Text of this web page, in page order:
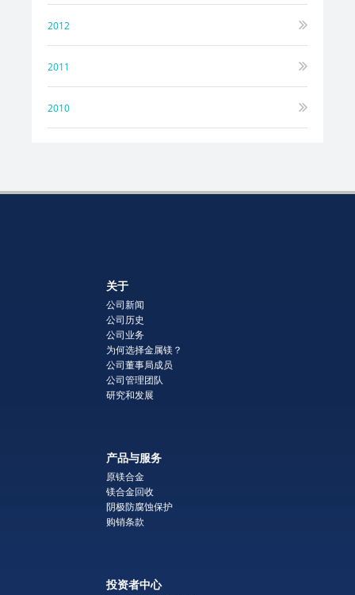
2012
2011
2010
关于
公司新闻
公司历史
公司业务
为何选择金属镁？
公司董事局成员
公司管理团队
研究和发展
产品与服务
原镁合金
镁合金回收
阴极防腐蚀保护
购销条款
投资者中心